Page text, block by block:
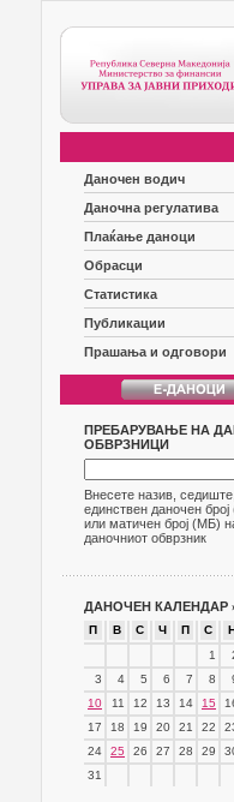
Даночен водич
Даночна регулатива
Плаќање даноци
Обрасци
Статистика
Публикации
Прашања и одговори
ПРЕБАРУВАЊЕ НА
ОБВРЗНИЦИ
Внесете назив, седиште,
единствен даночен
или матичен број (МБ)
даночниот обврзник
ДАНОЧЕН КАЛЕНДАР
П В С Ч П С
1
3
4 5 6 7 8
10
11 12 13 14 15
17
18 19 20 21 22
24
25 26 27 28 29
31